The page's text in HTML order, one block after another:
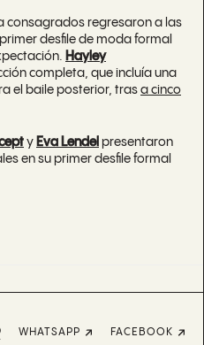
consagrados regresaron a las
desfile de moda formal
Hayley
completa, que incluía una
el baile posterior, tras a cinco
y Eva Lendel presentaron
en su primer desfile formal
WHATSAPP FACEBOOK